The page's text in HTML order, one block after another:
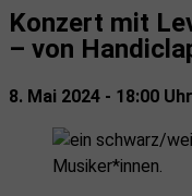
Konzert mit
– von
8. Mai 2024 - 18:00